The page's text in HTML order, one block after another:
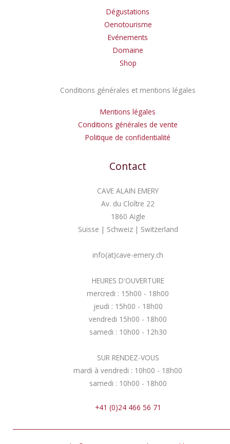
Dégustations
Oenotourisme
Evénements
Domaine
Shop
Conditions générales et mentions légales
Mentions légales
Conditions générales de vente
Politique de confidentialité
Contact
CAVE ALAIN EMERY
Av. du Cloître 22
1860 Aigle
Suisse | Schweiz | Switzerland
info(at)cave-emery.ch
HEURES D'OUVERTURE
mercredi : 15h00 - 18h00
jeudi : 15h00 - 18h00
vendredi 15h00 - 18h00
samedi : 10h00 - 12h30
SUR RENDEZ-VOUS
mardi à vendredi : 10h00 - 18h00
samedi : 10h00 - 18h00
+41 (0)24 466 56 71